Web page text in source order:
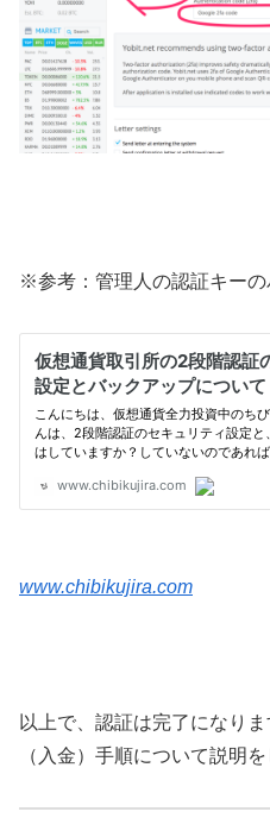
※参考：管理人の認証キー
www.chibikujira.com
以上で、認証は完了になり
（入金）手順について説明を